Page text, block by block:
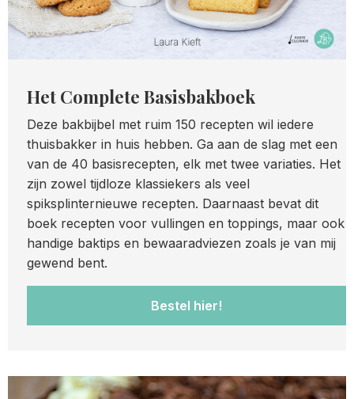
Het Complete Basisbakboek
Deze bakbijbel met ruim 150 recepten wil iedere
thuisbakker in huis hebben. Ga aan de slag met een
van de 40 basisrecepten, elk met twee variaties. Het
zijn zowel tijdloze klassiekers als veel
spiksplinternieuwe recepten. Daarnaast bevat dit
boek recepten voor vullingen en toppings, maar ook
handige baktips en bewaaradviezen zoals je van mij
gewend bent.
Bestel hier!